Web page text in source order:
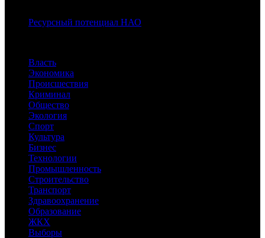
Ресурсный потенциал НАО
Власть
Экономика
Происшествия
Криминал
Общество
Экология
Спорт
Культура
Бизнес
Технологии
Промышленность
Строительство
Транспорт
Здравоохранение
Образование
ЖКХ
Выборы